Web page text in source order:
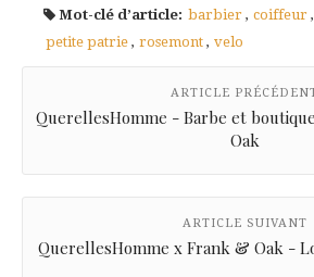
Mot-clé d’article: barbier , coiffeur ,
petite patrie , rosemont , velo
ARTICLE
QuerellesHomme - Barbe et
Oak
ARTICLE SUIVANT
QuerellesHomme x Frank & Oak -